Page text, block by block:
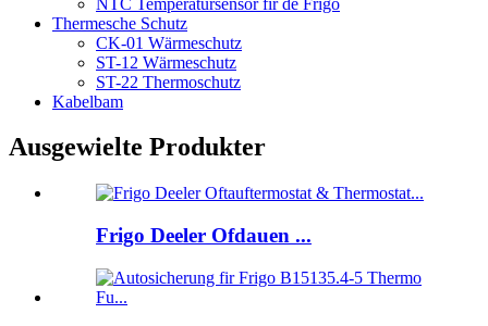
Thermesche Schutz
CK-01 Wärmeschutz
ST-12 Wärmeschutz
ST-22 Thermoschutz
Kabelbam
Ausgewielte Produkter
Frigo Deeler Ofdauen ...